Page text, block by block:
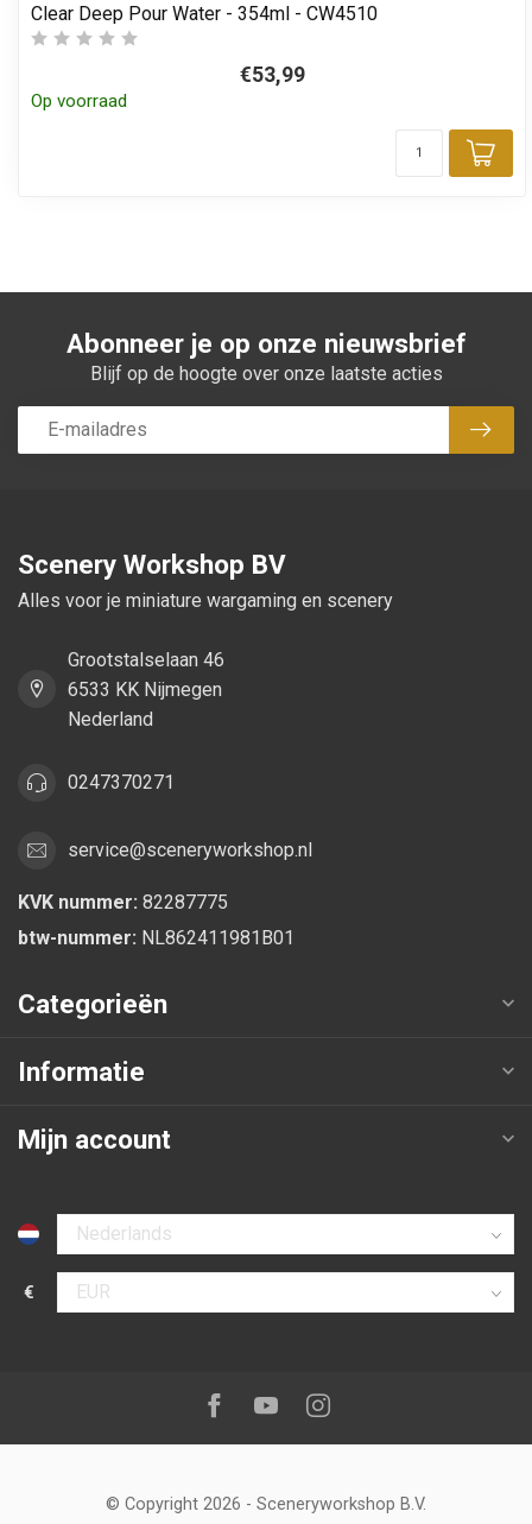
Clear Deep Pour Water - 354ml - CW4510
€53,99
Op voorraad
Abonneer je op onze nieuwsbrief
Blijf op de hoogte over onze laatste acties
Scenery Workshop BV
Alles voor je miniature wargaming en scenery
Grootstalselaan 46
6533 KK Nijmegen
Nederland
0247370271
service@sceneryworkshop.nl
KVK nummer: 82287775
btw-nummer: NL862411981B01
Categorieën
Informatie
Mijn account
Selecteer taal
€
Selecteer valuta
Volg ons op:Facebook
YoutubeInstagram
© Copyright 2026 - Sceneryworkshop B.V.